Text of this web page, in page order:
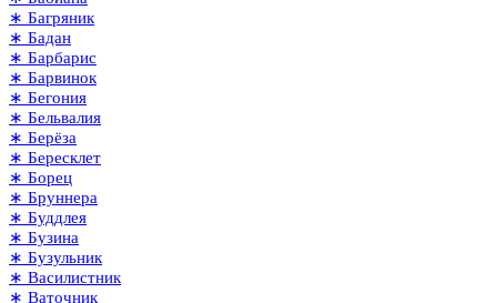
∗ Багряник
∗ Бадан
∗ Барбарис
∗ Барвинок
∗ Бегония
∗ Бельвалия
∗ Берёза
∗ Бересклет
∗ Борец
∗ Бруннера
∗ Буддлея
∗ Бузина
∗ Бузульник
∗ Василистник
∗ Ваточник